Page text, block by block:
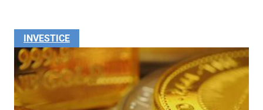
INVESTICE